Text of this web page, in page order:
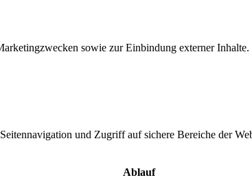
sowie zur Einbindung externer
und Zugriff auf sichere Bereiche der
Ablauf